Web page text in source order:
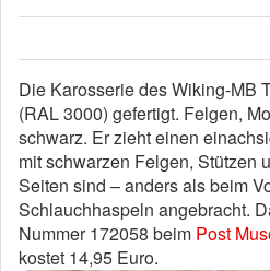
Die Karosserie des Wiking-MB
(RAL 3000) gefertigt. Felgen,
schwarz. Er zieht einen
mit schwarzen Felgen, Stützen
Seiten sind – anders als beim
Schlauchhaspeln angebracht.
Nummer 172058 beim Post
kostet 14,95 Euro.